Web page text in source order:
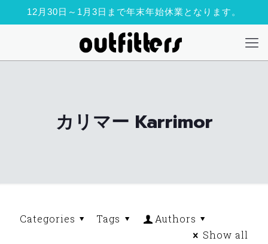
12月30日～1月3日まで年末年始休業となります。
カリマー Karrimor
Categories Tags
Authors
Show all